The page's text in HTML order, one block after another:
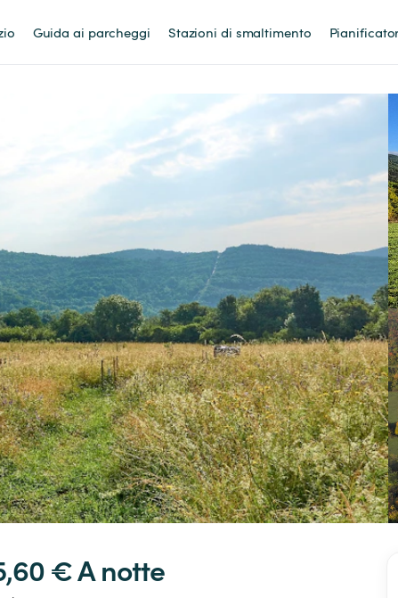
Guida ai parcheggi Stazioni di smaltimento
€ A notte